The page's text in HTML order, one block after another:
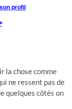
la chose comme
ne ressent pas de
quelques côtés on